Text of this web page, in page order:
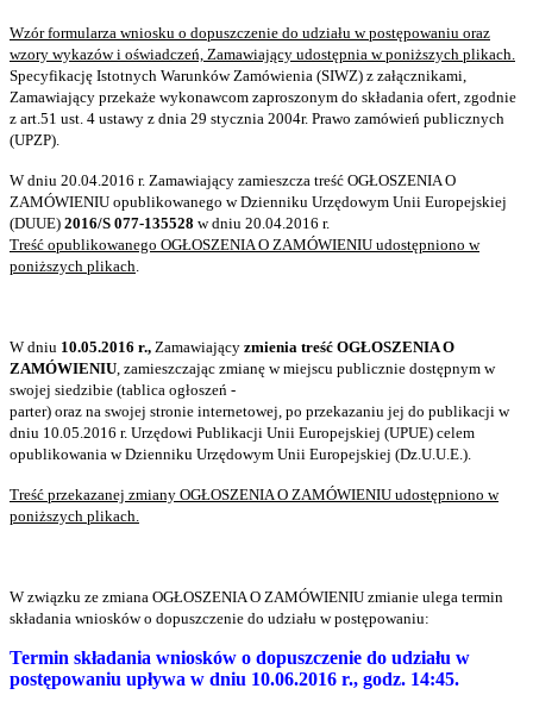
Wzór formularza wniosku o dopuszczenie do udziału w postępowaniu oraz
wzory wykazów i oświadczeń, Zamawiający udostępnia w poniższych plikach.
Specyfikację Istotnych Warunków Zamówienia (SIWZ) z załącznikami,
Zamawiający przekaże wykonawcom zaproszonym do składania ofert, zgodnie
z art.51 ust. 4 ustawy z dnia 29 stycznia 2004r. Prawo zamówień publicznych
(UPZP).
W dniu 20.04.2016 r. Zamawiający zamieszcza treść OGŁOSZENIA O
ZAMÓWIENIU opublikowanego w Dzienniku Urzędowym Unii Europejskiej
(DUUE) 2016/S 077-135528 w dniu 20.04.2016 r.
Treść opublikowanego OGŁOSZENIA O ZAMÓWIENIU udostępniono w
poniższych plikach
W dniu 10.05.2016 r., Zamawiający zmienia treść OGŁOSZENIA O
ZAMÓWIENIU , zamieszczając zmianę w miejscu publicznie dostępnym w
swojej siedzibie (tablica ogłoszeń -
parter) oraz na swojej stronie internetowej, po przekazaniu jej do publikacji w
dniu 10.05.2016 r. Urzędowi Publikacji Unii Europejskiej (UPUE) celem
opublikowania w Dzienniku Urzędowym Unii Europejskiej (Dz.U.U.E.).
Treść przekazanej zmiany OGŁOSZENIA O ZAMÓWIENIU udostępniono w
poniższych plikach.
W związku ze zmiana OGŁOSZENIA O ZAMÓWIENIU zmianie ulega termin
składania wniosków o dopuszczenie do udziału w postępowaniu:
Termin składania wniosków o dopuszczenie do udziału w
postępowaniu upływa w dniu 10.06.2016 r., godz. 14:45.